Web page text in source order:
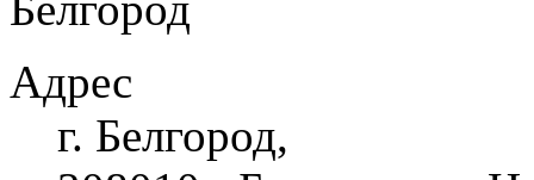
Адрес
г. Белгород,